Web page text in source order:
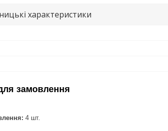
характеристики
замовлення
4 шт.